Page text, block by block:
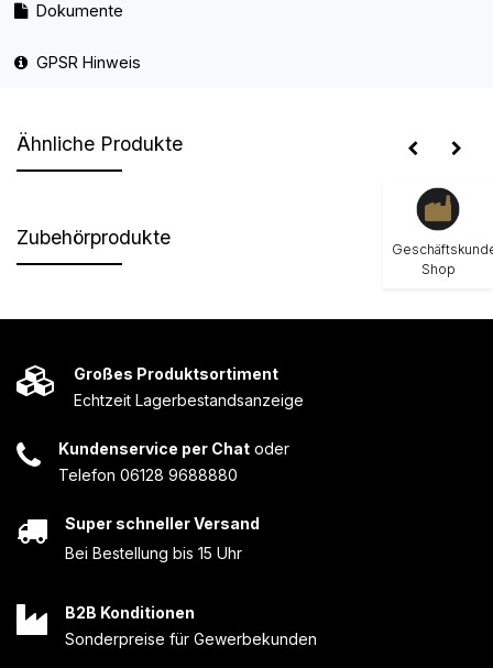
Dokumente
GPSR Hinweis
Ähnliche Produkte
Zubehörprodukte
Großes Produktsortiment
Echtzeit Lagerbestandsanzeige
Kundenservice per Chat oder
Telefon 06128 9688880
Super schneller Versand
Bei Bestellung bis 15 Uhr
B2B Konditionen
Sonderpreise für Gewerbekunden
Shop